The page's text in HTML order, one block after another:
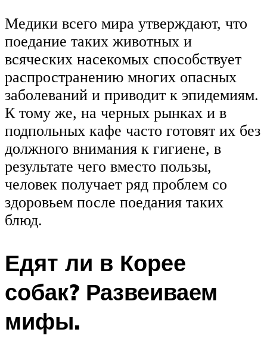
Медики всего мира утверждают, что
поедание таких животных и
всяческих насекомых способствует
распространению многих опасных
заболеваний и приводит к эпидемиям.
К тому же, на черных рынках и в
подпольных кафе часто готовят их без
должного внимания к гигиене, в
результате чего вместо пользы,
человек получает ряд проблем со
здоровьем после поедания таких
блюд.
Едят ли в Корее
собак? Развеиваем
мифы.